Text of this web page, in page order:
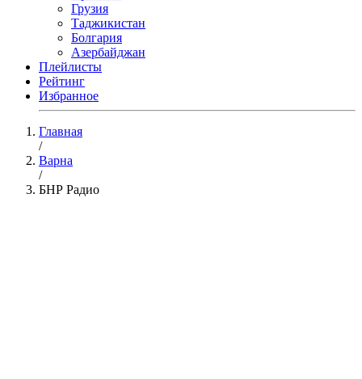
Грузия
Таджикистан
Болгария
Азербайджан
Плейлисты
Рейтинг
Избранное
Главная
/
Варна
/
БНР Радио